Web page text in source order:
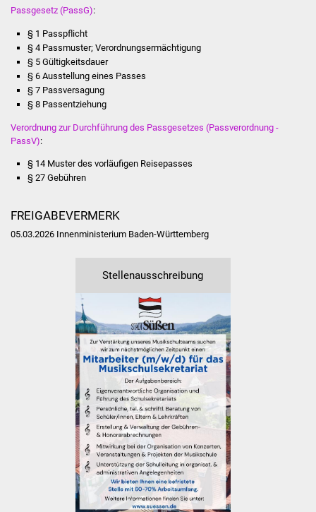
Kulturhalle
Vereine und Parteien
Beirat Süßener Vereine
Tourismus
Erlebnisregion
Schwäbischer Albtrauf
Route der
Industriekultur
Lebenslagen
Senioren
Stadtseniorenrat
Passgesetz (PassG):
§ 1 Passpflicht
§ 4Passmuster; Verordnungsermächtigung
§ 5 Gültigkeitsdauer
§ 6 Ausstellung eines Passes
§ 7 Passversagung
§ 8 Passentziehung
Verordnung zur Durchführung des Passgesetzes (Passverordnung -
PassV):
§ 14 Muster des vorläufigen Reisepasses
§ 27Gebühren
FREIGABEVERMERK
05.03.2026Innenministerium Baden-Württemberg
Stellenausschreibung